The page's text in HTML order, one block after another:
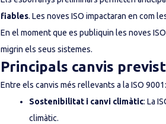
fiables. Les noves ISO impactaran en com
En el moment que es publiquin les noves
migrin els seus sistemes.
Principals canvis
Entre els canvis més rellevants a la ISO
Sostenibilitat i canvi climàtic: La
climàtic.